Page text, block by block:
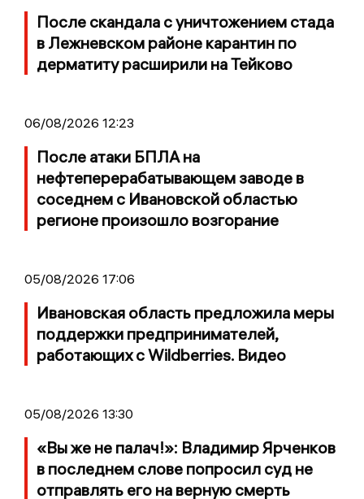
После скандала с уничтожением стада
в Лежневском районе карантин по
дерматиту расширили на Тейково
06/08/2026 12:23
После атаки БПЛА на
нефтеперерабатывающем заводе в
соседнем с Ивановской областью
регионе произошло возгорание
05/08/2026 17:06
Ивановская область предложила меры
поддержки предпринимателей,
работающих с Wildberries. Видео
05/08/2026 13:30
«Вы же не палач!»: Владимир Ярченков
в последнем слове попросил суд не
отправлять его на верную смерть